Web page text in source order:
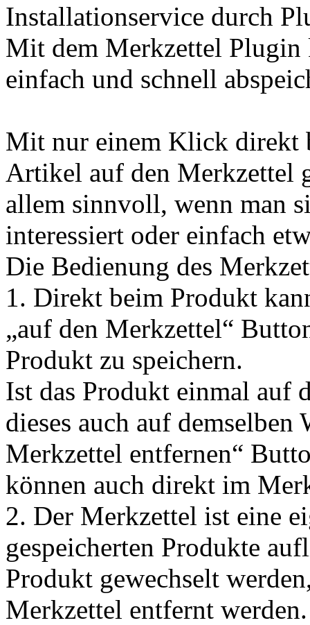
Installationservice durch
Mit dem Merkzettel Plugin
einfach und schnell
Mit nur einem Klick direkt
Artikel auf den Merkzettel
allem sinnvoll, wenn man
interessiert oder einfach
Die Bedienung des
1. Direkt beim Produkt
„auf den Merkzettel“
Produkt zu speichern.
Ist das Produkt einmal auf
dieses auch auf
Merkzettel entfernen“
können auch direkt im
2. Der Merkzettel ist eine
gespeicherten Produkte
Produkt gewechselt
Merkzettel entfernt werden.